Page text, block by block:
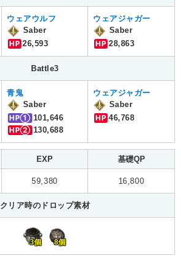
ウェアウルフ
Saber
HP 26,593
ウェアジャガー
Saber
HP 28,863
Battle3
青鬼
Saber
HP① 101,646
HP② 130,688
ウェアジャガー
Saber
HP 46,768
EXP 基礎QP
59,380 16,800
クリア時のドロップ素材
3個 8個